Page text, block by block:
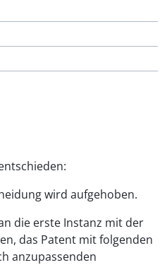
wird aufgehoben.
die erste Instanz mit der
das Patent mit folgenden
anzupassenden